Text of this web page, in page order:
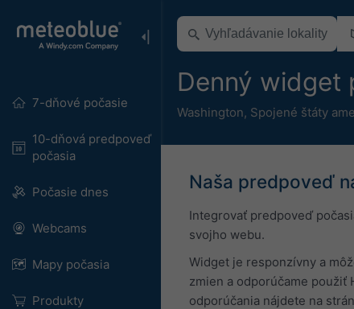
7-dňové počasie
10-dňová predpoveď
počasia
Počasie dnes
Webcams
Mapy počasia
Produkty
Denný widget
Washington, Spojené štáty
Naša predpoveď
Integrovať predpoveď
svojho webu.
Widget je responzívny a
zmien a odporúčame použiť
odporúčania nájdete na